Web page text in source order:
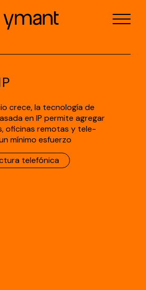
crece, la tecnología de
en IP permite agregar
oficinas remotas y tele-
mínimo esfuerzo
telefónica